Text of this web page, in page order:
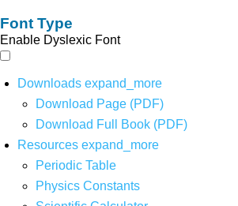
Font Type
Enable Dyslexic Font
Downloads expand_more
Download Page (PDF)
Download Full Book (PDF)
Resources expand_more
Periodic Table
Physics Constants